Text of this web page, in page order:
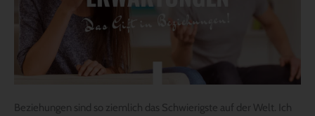
Beziehungen sind so ziemlich das Schwierigste auf der Welt. Ich